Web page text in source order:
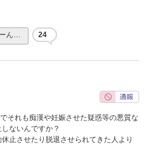
ん… 24
それも痴漢や妊娠させた疑惑等の悪質な
ないんですか？
止させたり脱退させられてきた人より